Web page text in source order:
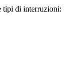
tipi di interruzioni: